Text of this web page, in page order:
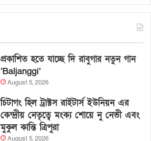
প্রকাশিত হতে যাচ্ছে দি রাবুগার নতুন গান
‘Baljanggi’
August 5, 2026
চিটাগং হিল ট্রাক্টস রাইটার্স ইউনিয়ন এর
কেন্দ্রীয় নেতৃত্বে মংক্য শোয়ে নু নেভী এবং
মুকুল কান্তি ত্রিপুরা
August 5, 2026